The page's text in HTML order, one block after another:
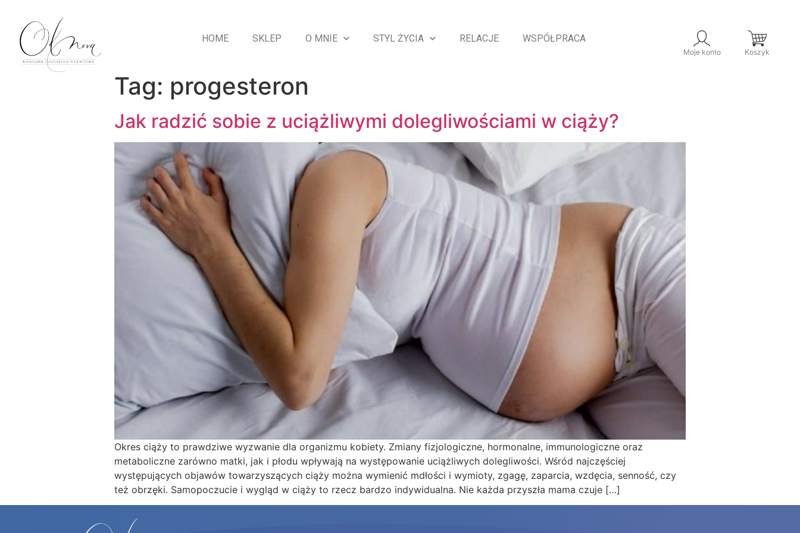
HOME SKLEP O MNIE STYL ŻYCIA RELACJE WSPÓŁPRACA
Moje konto Koszyk
Tag: progesteron
Jak radzić sobie z uciążliwymi dolegliwościami w ciąży?
Okres ciąży to prawdziwe wyzwanie dla organizmu kobiety. Zmiany fizjologiczne, hormonalne, immunologiczne oraz
metaboliczne zarówno matki, jak i płodu wpływają na występowanie uciążliwych dolegliwości. Wśród najczęściej
występujących objawów towarzyszących ciąży można wymienić mdłości i wymioty, zgagę, zaparcia, wzdęcia, senność, czy
też obrzęki. Samopoczucie i wygląd w ciąży to rzecz bardzo indywidualna. Nie każda przyszła mama czuje […]